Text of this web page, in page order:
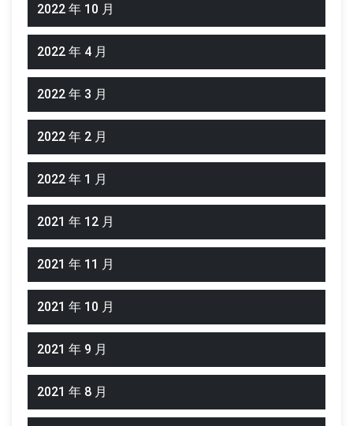
2022 年 10 月
2022 年 4 月
2022 年 3 月
2022 年 2 月
2022 年 1 月
2021 年 12 月
2021 年 11 月
2021 年 10 月
2021 年 9 月
2021 年 8 月